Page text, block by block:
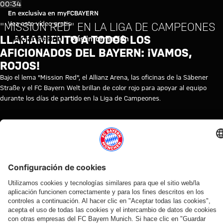
Vídeo: Los edificios del brillan
Reproducir vídeo
En exclusiva en myFCBAYERN
Vea este vídeo gratis
Iniciar sesión Más información
00:34
"MISSION RED" EN LA LIGA DE CAMPEONES
LLAMAMIENTO A TODOS LOS
AFICIONADOS DEL BAYERN: ¡VAMOS,
ROJOS!
Bajo el lema "Mission Red", el Allianz Arena, las oficinas de la Säbener
Straße y el FC Bayern Welt brillan de color rojo para apoyar al equipo
durante los días de partido en la Liga de Campeones.
TEMAS DE ESTE VÍDEO
CHAPIONS
LEAGUE
CHAPIONS
LEAGUE
2020
VÍDEOS RELACIONADOS
Vídeo
FOOTBALL
SUMMIT
Los
mejores
VÍDEO
Manuel
Neuer
hace
Vídeo
EN
VÍDEO
La
rueda
de
VídeoEntrevista
AUDI
SUMMER
TOUR
En
diferido:
Vídeo
EN DIFERIDO
Así fue el
último
entrenamiento
antes del
Vídeo
DIFERIDO
La rueda
de
prensa
Vídeo
VÍDEO
ENTRE
BASTIDORES
Así vivió el
FC Bayern
VÍDEO
Jonas
Urbig,
ante
los